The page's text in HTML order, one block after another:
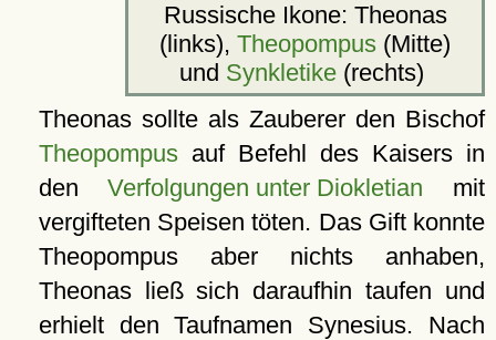
Russische Ikone: Theonas
(links), Theopompus (Mitte)
und Synkletike (rechts)
Theonas sollte als Zauberer den Bischof
Theopompusauf Befehl des Kaisers in
denVerfolgungen unter Diokletian mit
vergifteten Speisen töten. Das Gift konnte
Theopompus aber nichts anhaben,
Theonas ließ sich daraufhin taufen und
erhielt den Taufnamen Synesius. Nach